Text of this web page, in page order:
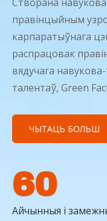
правінцыйным
карпаратыўнага
распрацовак
вядучага
талентаў, Green
ЧЫТАЦЬ БОЛЬШ
60
Айчынныя і